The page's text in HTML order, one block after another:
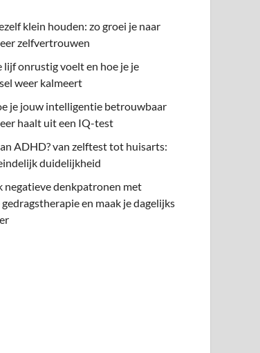
klein houden: zo groei je naar
zelfvertrouwen
lijf onrustig voelt en hoe je je
weer kalmeert
je jouw intelligentie betrouwbaar
haalt uit een IQ-test
ADHD? van zelftest tot huisarts:
duidelijkheid
negatieve denkpatronen met
en maak je dagelijks